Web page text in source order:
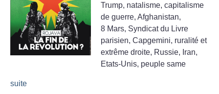
Trump, natalisme, capitalisme
de guerre, Afghanistan,
8 Mars, Syndicat du Livre
parisien, Capgemini, ruralité et
extrême droite, Russie, Iran,
Etats-Unis, peuple same
suite